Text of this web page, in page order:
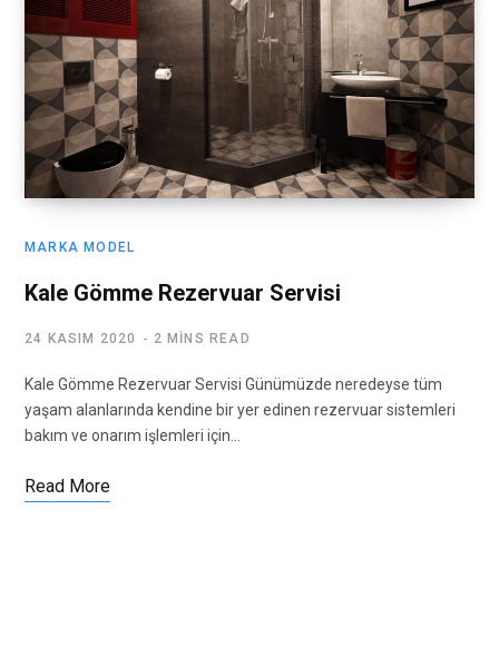
MARKA MODEL
Kale Gömme Rezervuar Servisi
24 KASIM 2020 2 MINS READ
Kale Gömme Rezervuar Servisi Günümüzde neredeyse tüm
yaşam alanlarında kendine bir yer edinen rezervuar sistemleri
bakım ve onarım işlemleri için…
Read More